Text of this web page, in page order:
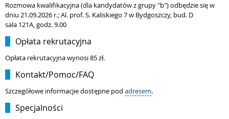
Rozmowa kwalifikacyjna (dla kandydatów z grupy "b") odbędzie się w
dniu 21.09.2026 r.; Al. prof. S. Kaliskiego 7 w Bydgoszczy, bud. D
sala 121A, godz. 9.00
Opłata rekrutacyjna
Opłata rekrutacyjna wynosi 85 zł.
Kontakt/Pomoc/FAQ
Szczegółowe informacjie dostępne pod adresem.
Specjalności